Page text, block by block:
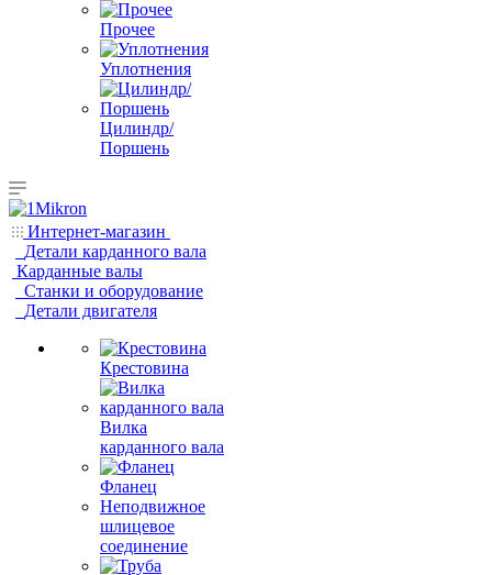
Прочее
Уплотнения
Цилиндр/
Поршень
Интернет-магазин
Детали карданного вала
Карданные валы
Станки и оборудование
Детали двигателя
Крестовина
Вилка
карданного вала
Фланец
Неподвижное
шлицевое
соединение